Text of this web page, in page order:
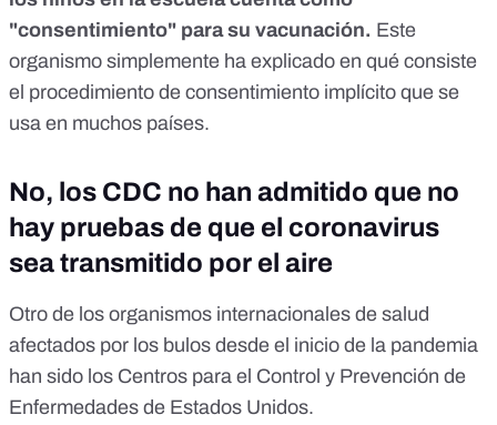
"consentimiento" para su vacunación. Este
organismo simplemente ha explicado en qué consiste
el procedimiento de consentimiento implícito que se
usa en muchos países.
No, los CDC no han admitido que no
hay pruebas de que el coronavirus
sea transmitido por el aire
Otro de los organismos internacionales de salud
afectados por los bulos desde el inicio de la pandemia
han sido los Centros para el Control y Prevención de
Enfermedades de Estados Unidos.